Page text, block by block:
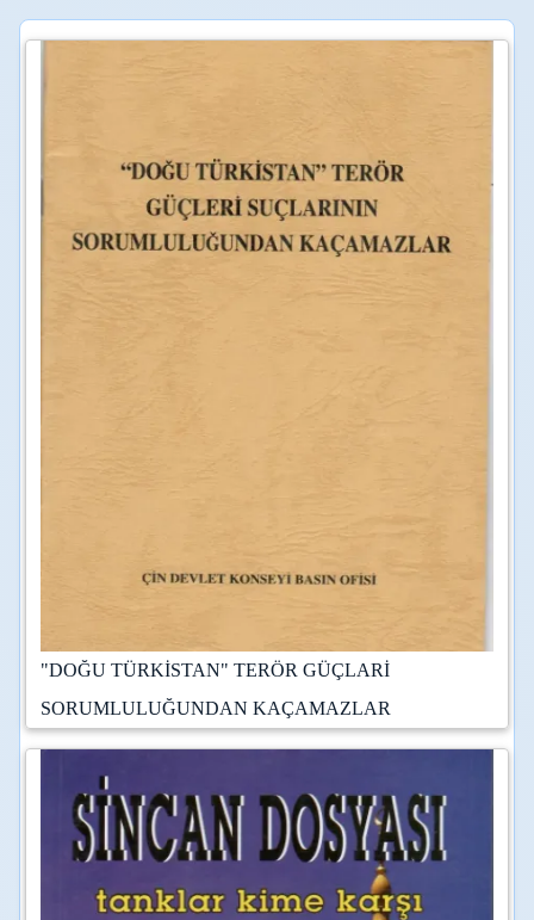
"DOĞU TÜRKİSTAN" TERÖR GÜÇLARİ
SORUMLULUĞUNDAN KAÇAMAZLAR